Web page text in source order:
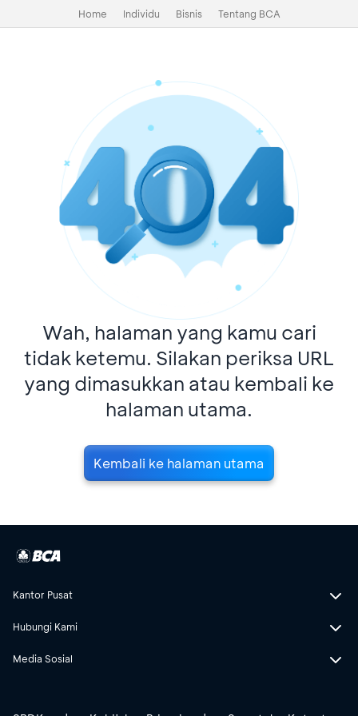
Home Individu Bisnis Tentang BCA
Wah, halaman yang kamu cari
tidak ketemu. Silakan periksa URL
yang dimasukkan atau kembali ke
halaman utama.
Kembali ke halaman utama
Kantor Pusat
Hubungi Kami
Media Sosial